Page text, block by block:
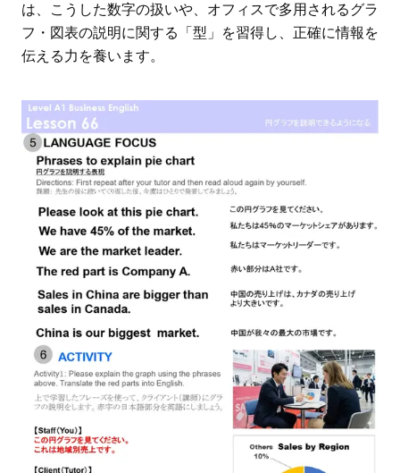
は、こうした数字の扱いや、オフィスで多用されるグラ
フ・図表の説明に関する「型」を習得し、正確に情報を
伝える力を養います。